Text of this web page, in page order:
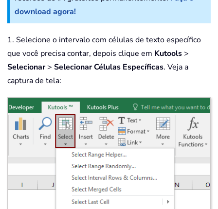
download agora!
1. Selecione o intervalo com células de texto específico
que você precisa contar, depois clique em Kutools >
Selecionar> Selecionar Células Específicas. Veja a
captura de tela: